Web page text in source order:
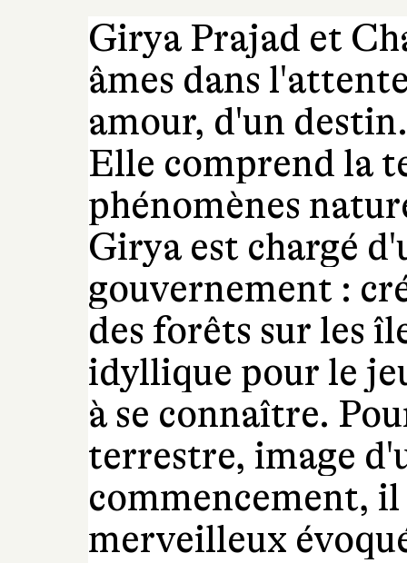
Girya Prajad et
âmes dans
amour, d'un
Elle comprend la
phénomènes
Girya est chargé
gouvernement :
des forêts sur les
idyllique pour le
à se connaître.
terrestre, image
commencement,
merveilleux